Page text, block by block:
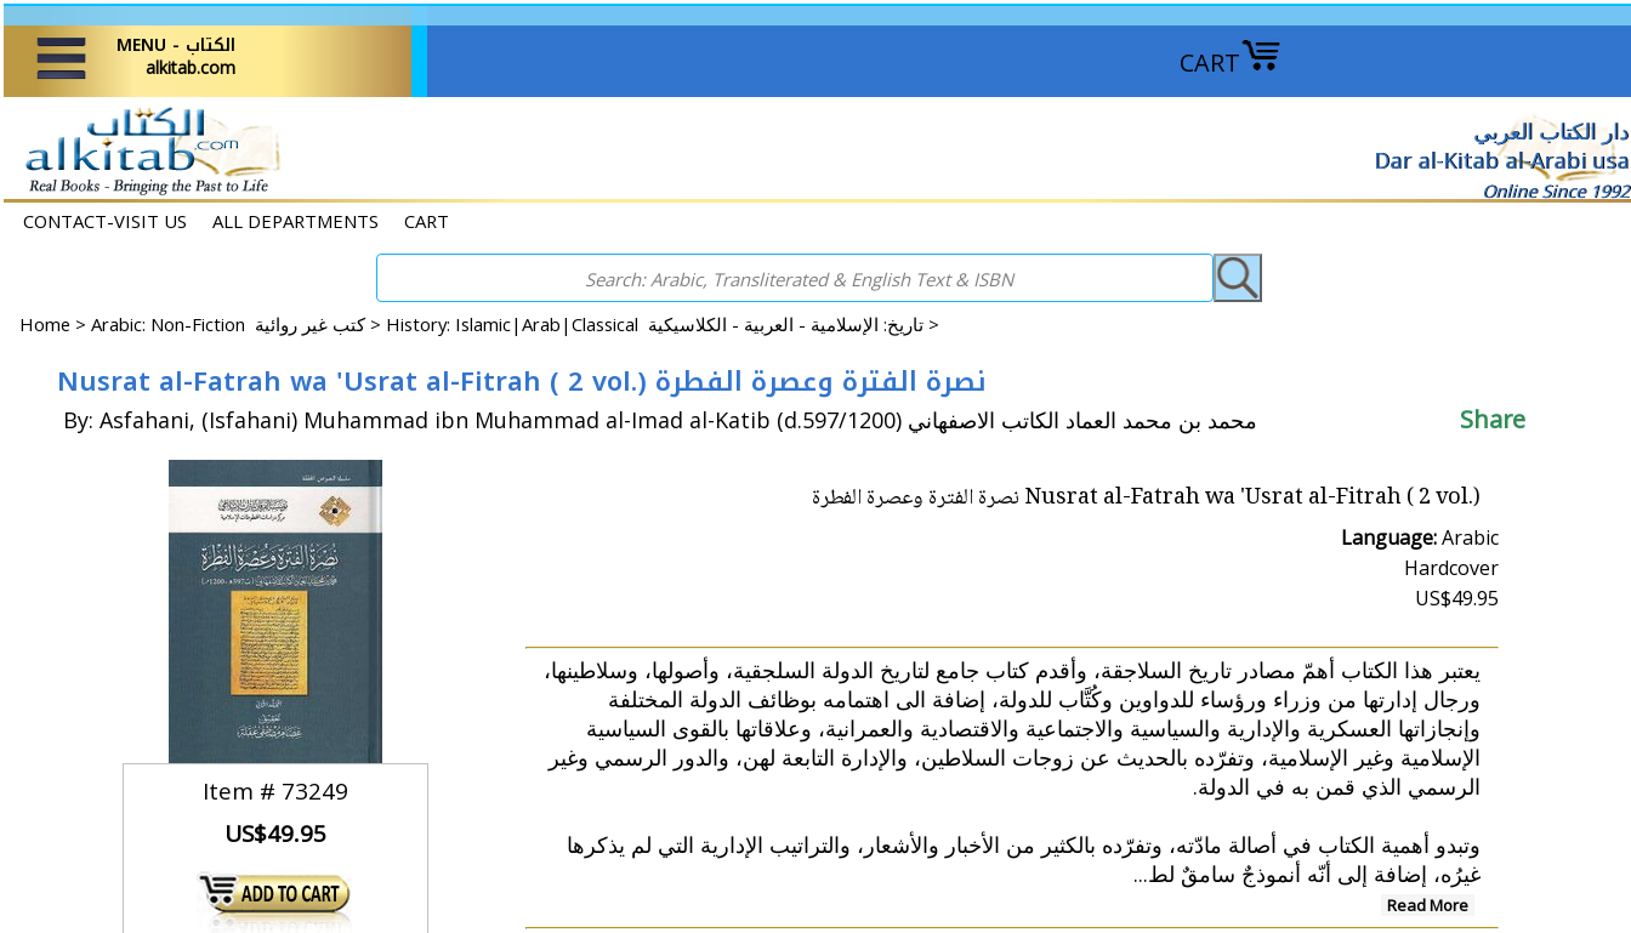
CART
MENU - الكتاب
alkitab.com
دار الكتاب العربي
Dar al-Kitab al-Arabi usa
Online Since 1992
CONTACT-VISIT US ALL DEPARTMENTS CART
Home > Arabic: Non-Fiction كتب غير روائية > History: Islamic|Arab|Classical تاريخ: الإسلامية - العربية - الكلاسيكية >
Nusrat al-Fatrah wa 'Usrat al-Fitrah ( 2 vol.) نصرة الفترة وعصرة الفطرة
By: Asfahani, (Isfahani) Muhammad ibn Muhammad al-Imad al-Katib (d.597/1200) محمد بن محمد العماد الكاتب الاصفهاني Share
Item # 73249
US$49.95
Nusrat al-Fatrah wa 'Usrat al-Fitrah ( 2 vol.) نصرة الفترة وعصرة الفطرة
Language:Arabic
Hardcover
US$49.95
يعتبر هذا الكتاب أهمّ مصادر تاريخ السلاجقة، وأقدم كتاب جامع لتاريخ الدولة السلجقية، وأصولها، وسلاطينها،
ورجال إدارتها من وزراء ورؤساء للدواوين وكُتَّاب للدولة، إضافة الى اهتمامه بوظائف الدولة المختلفة
وإنجازاتها العسكرية والإدارية والسياسية والاجتماعية والاقتصادية والعمرانية، وعلاقاتها بالقوى السياسية
الإسلامية وغير الإسلامية، وتفرّده بالحديث عن زوجات السلاطين، والإدارة التابعة لهن، والدور الرسمي وغير
الرسمي الذي قمن به في الدولة.
وتبدو أهمية الكتاب في أصالة مادّته، وتفرّده بالكثير من الأخبار والأشعار، والتراتيب الإدارية التي لم يذكرها
غيرُه، إضافة إلى أنّه أنموذجٌ سامقٌ لط...
Read More